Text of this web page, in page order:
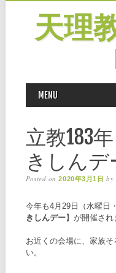
天理
MAIN MENU
MENU
立教183
きしんデ
Posted on2020年3月1日 by
今年も4月29日（水曜日
きしんデー】が開催され
お近くの会場に、家族
い。